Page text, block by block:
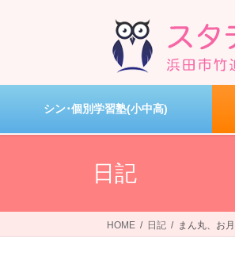
ツ
シ
シン･個別学習塾(小中高)
日記
HOME 日記 まん丸、お月